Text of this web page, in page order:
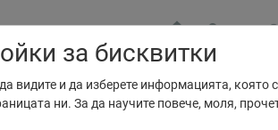
МЕСТА
КАРТА
за бисквитки
видите и да изберете информацията,
ни. За да научите повече, моля,